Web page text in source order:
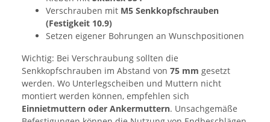
Verschrauben mit M5 Senkkopfschrauben
(Festigkeit 10.9)
Setzen eigener Bohrungen an Wunschpositionen
Wichtig: Bei Verschraubung sollten die
Senkkopfschrauben im Abstand von 75 mm gesetzt
werden. Wo Unterlegscheiben und Muttern nicht
montiert werden können, empfehlen sich
Einnietmuttern oder Ankermuttern. Unsachgemäße